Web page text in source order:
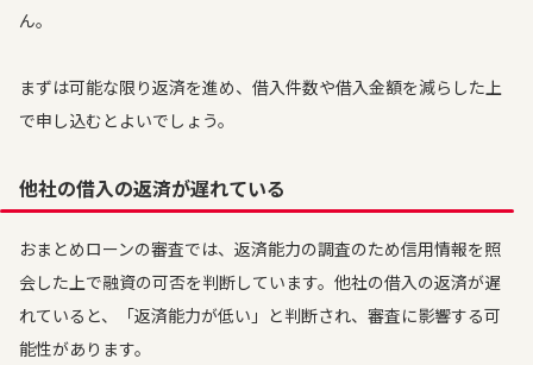
ん。
まずは可能な限り返済を進め、借入件数や借入金額を減らした上
で申し込むとよいでしょう。
他社の借入の返済が遅れている
おまとめローンの審査では、返済能力の調査のため信用情報を照
会した上で融資の可否を判断しています。他社の借入の返済が遅
れていると、「返済能力が低い」と判断され、審査に影響する可
能性があります。